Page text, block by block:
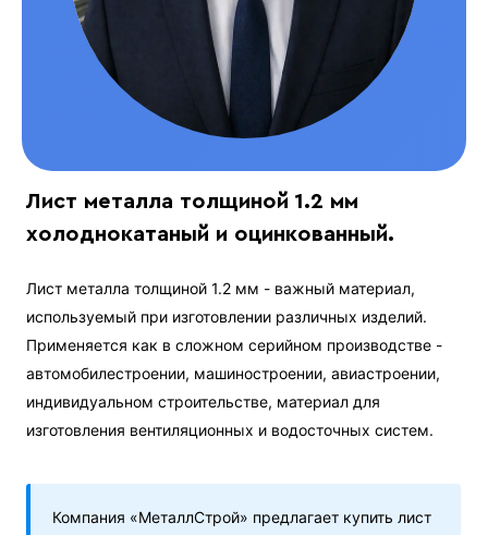
Лист металла толщиной 1.2 мм
холоднокатаный и оцинкованный.
Лист металла толщиной 1.2 мм - важный материал,
используемый при изготовлении различных изделий.
Применяется как в сложном серийном производстве -
автомобилестроении, машиностроении, авиастроении,
индивидуальном строительстве, материал для
изготовления вентиляционных и водосточных систем.
Компания «МеталлСтрой» предлагает купить лист